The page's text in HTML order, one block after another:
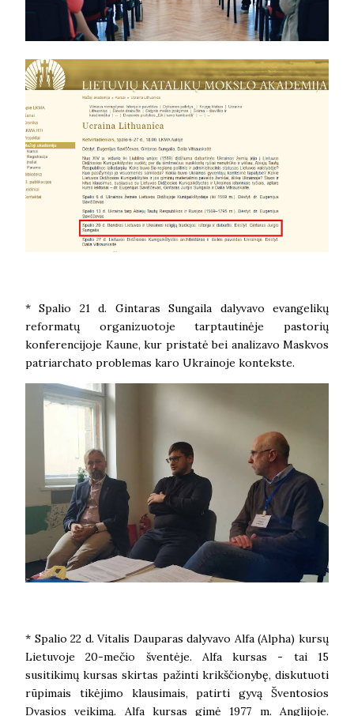
* Spalio 21 d. Gintaras Sungaila dalyvavo evangelikų
reformatų organizuotoje tarptautinėje pastorių
konferencijoje Kaune, kur pristatė bei analizavo Maskvos
patriarchato problemas karo Ukrainoje kontekste.
* Spalio 22 d. Vitalis Dauparas dalyvavo Alfa (Alpha) kursų
Lietuvoje 20-mečio šventėje. Alfa kursas - tai 15
susitikimų kursas skirtas pažinti krikščionybę, diskutuoti
rūpimais tikėjimo klausimais, patirti gyvą Šventosios
Dvasios veikimą. Alfa kursas gimė 1977 m. Anglijoje.